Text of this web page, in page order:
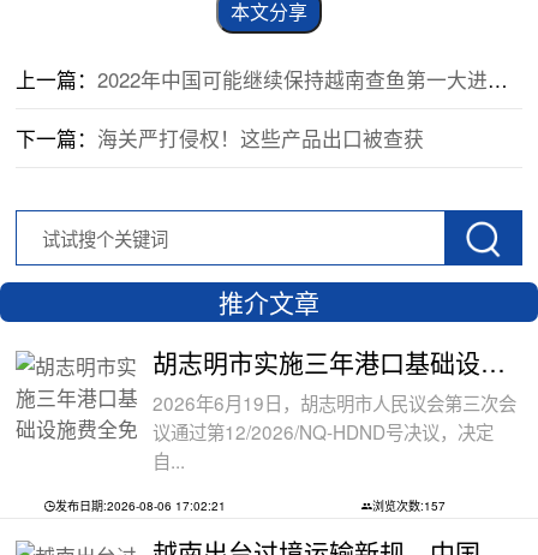
本文分享
上一篇：2022年中国可能继续保持越南查鱼第一大进口市场的地位
下一篇： 海关严打侵权！这些产品出口被查获
推介文章
胡志明市实施三年港口基础设施费全免政
2026年6月19日，胡志明市人民议会第三次会
议通过第12/2026/NQ-HDND号决议，决定
自...
发布日期:2026-08-06 17:02:21 浏览次数:157